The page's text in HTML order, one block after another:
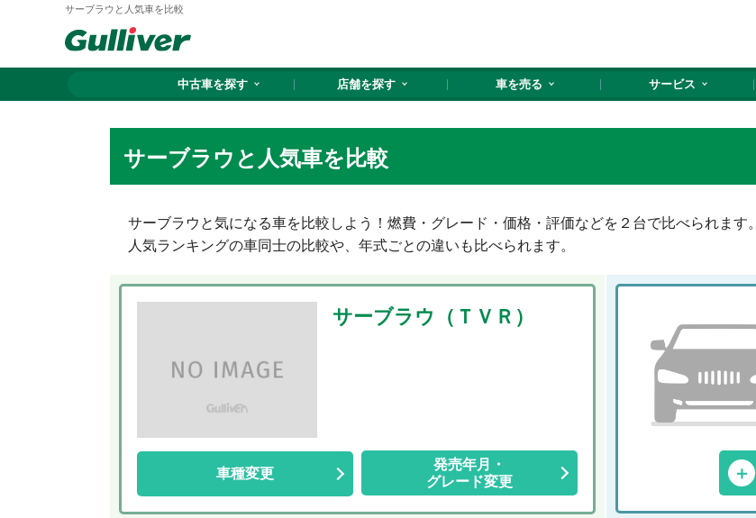
サーブラウと人気車を比較
中古車を探す 店舗を探す 車を売る サービス
サーブラウと人気車を比較
サーブラウと気になる車を比較しよう！燃費・グレード・価格・評価などを２台で比べられます。
人気ランキングの車同士の比較や、年式ごとの違いも比べられます。
サーブラウ（ＴＶＲ）
車種変更
発売年月・
グレード変更